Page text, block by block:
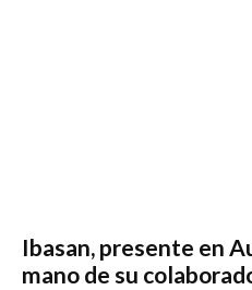
Ibasan, presente en
mano de su